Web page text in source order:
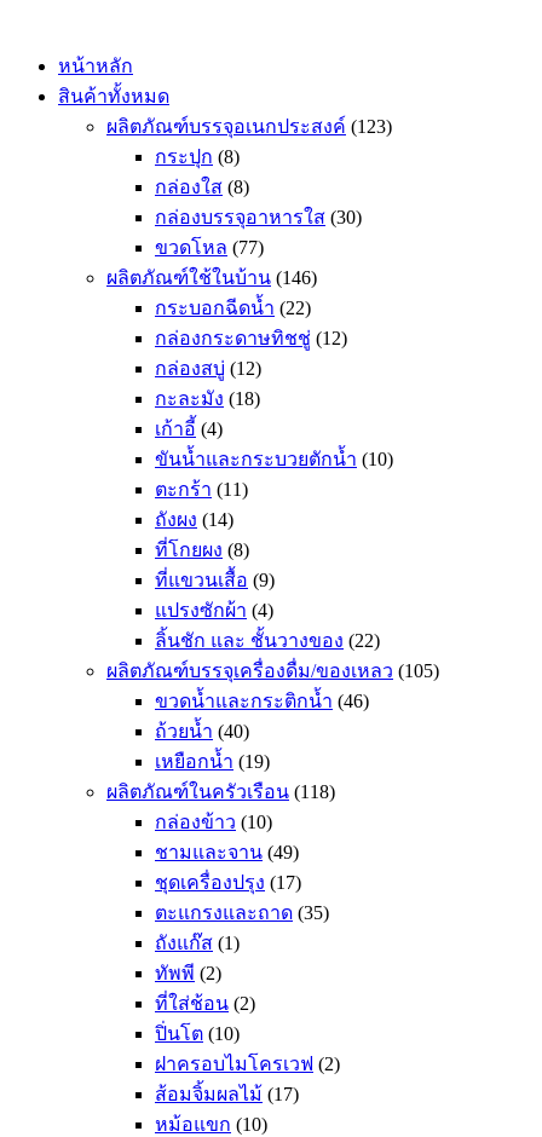
contentหน้าหลัก
สินค้าทั้งหมด
ผลิตภัณฑ์บรรจุอเนกประสงค์ (123)
กระปุก (8)
กล่องใส (8)
กล่องบรรจุอาหารใส (30)
ขวดโหล (77)
ผลิตภัณฑ์ใช้ในบ้าน (146)
กระบอกฉีดน้ำ (22)
กล่องกระดาษทิชชู่ (12)
กล่องสบู่ (12)
กะละมัง (18)
เก้าอี้ (4)
ขันน้ำและกระบวยตักน้ำ (10)
ตะกร้า (11)
ถังผง (14)
ที่โกยผง (8)
ที่แขวนเสื้อ (9)
แปรงซักผ้า (4)
ลิ้นชัก และ ชั้นวางของ (22)
ผลิตภัณฑ์บรรจุเครื่องดื่ม/ของเหลว (105)
ขวดน้ำและกระติกน้ำ (46)
ถ้วยน้ำ (40)
เหยือกน้ำ (19)
ผลิตภัณฑ์ในครัวเรือน (118)
กล่องข้าว (10)
ชามและจาน (49)
ชุดเครื่องปรุง (17)
ตะแกรงและถาด (35)
ถังแก๊ส (1)
ทัพพี (2)
ที่ใส่ช้อน (2)
ปิ่นโต (10)
ฝาครอบไมโครเวฟ (2)
ส้อมจิ้มผลไม้ (17)
หม้อแขก (10)